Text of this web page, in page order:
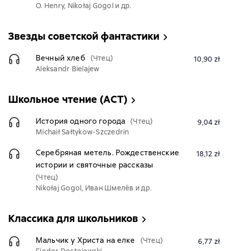
O. Henry, Nikołaj Gogol и др.
Звезды советской фантастики
Вечный хлеб
(Чтец)
Aleksandr Bielajew
10,90 zł
Школьное чтение (АСТ)
История одного города (Чтец)
Michaił Sałtykow-Szczedrin
9,04 zł
Серебряная метель. Рождественские
истории и святочные рассказы
(Чтец)
Nikołaj Gogol, Иван Шмелёв и др.
18,12 zł
Классика для школьников
Мальчик у Христа на елке
(Чтец)
6,77 zł